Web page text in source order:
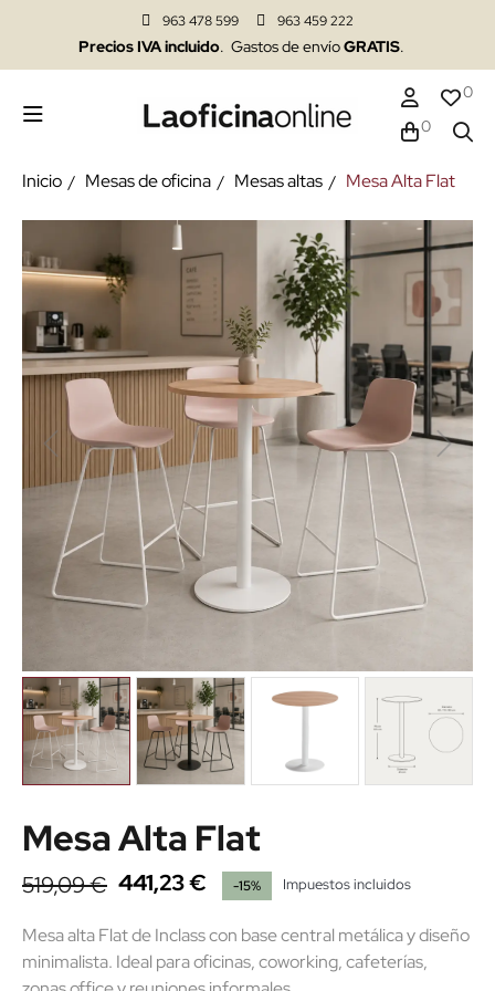
963 478 599 963 459 222
Precios IVA incluido. Gastos de envíoGRATIS.
0
0
Inicio Mesas de oficina Mesas altas Mesa Alta Flat
Mesa Alta Flat
519,09 € 441,23 € -15% Impuestos incluidos
Mesa alta Flat de Inclass con base central metálica y diseño
minimalista. Ideal para oficinas, coworking, cafeterías,